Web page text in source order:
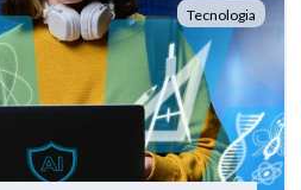
Tecnologia